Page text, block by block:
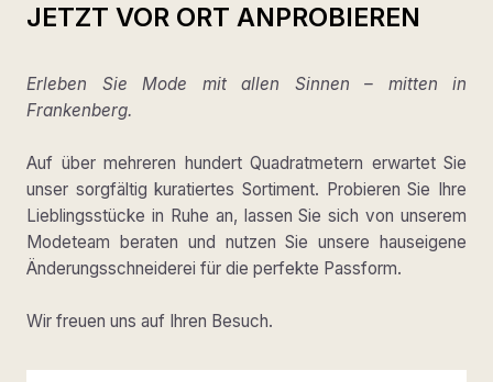
JETZT VOR ORT ANPROBIEREN
Erleben Sie Mode mit allen Sinnen – mitten in
Frankenberg.
Auf über mehreren hundert Quadratmetern erwartet Sie
unser sorgfältig kuratiertes Sortiment. Probieren Sie Ihre
Lieblingsstücke in Ruhe an, lassen Sie sich von unserem
Modeteam beraten und nutzen Sie unsere hauseigene
Änderungsschneiderei für die perfekte Passform.
Wir freuen uns auf Ihren Besuch.